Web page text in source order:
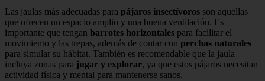
Las jaulas más adecuadas para pájaros insectívoros son aquellas
que ofrecen un espacio amplio y una buena ventilación. Es
importante que tengan barrotes horizontales para facilitar el
movimiento y las trepas, además de contar con perchas naturales
para simular su hábitat. También es recomendable que la jaula
incluya zonas para jugar y explorar, ya que estos pájaros necesitan
actividad física y mental para mantenerse sanos.